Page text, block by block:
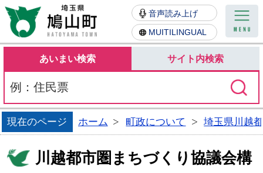
鳩山町
音声読み上げ
MUITILINGUAL
あいまい検索 サイト内検索
現在のページ ホーム 町政について 埼玉県川越
川越都市圏まちづくり協議会構